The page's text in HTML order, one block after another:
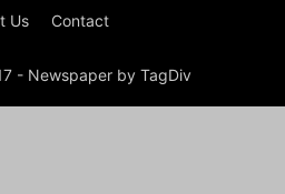
Us Contact
- Newspaper by TagDiv